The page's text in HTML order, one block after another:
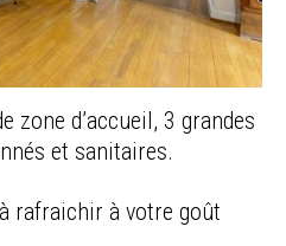
zone d’accueil, 3 grandes
et sanitaires.
à rafraichir à votre goût